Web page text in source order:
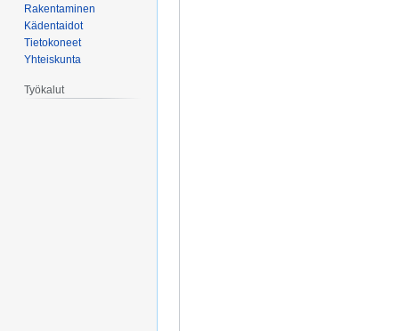
Rakentaminen
Kädentaidot
Tietokoneet
Yhteiskunta
Työkalut